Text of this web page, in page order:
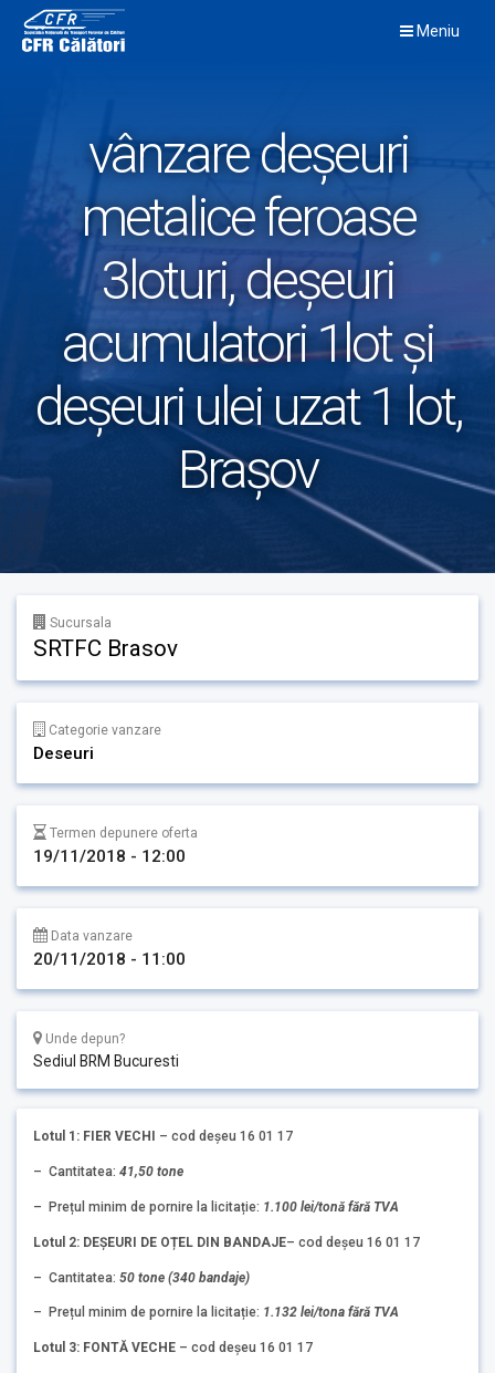
content
Meniu
vânzare deșeuri
metalice feroase
3loturi, deșeuri
acumulatori 1lot și
deșeuri ulei uzat 1 lot,
Brașov
Sucursala
SRTFC Brasov
Categorie vanzare
Deseuri
Termen depunere oferta
19/11/2018 - 12:00
Data vanzare
20/11/2018 - 11:00
Unde depun?
Sediul BRM Bucuresti
Lotul 1: FIER VECHI – cod deșeu 16 01 17
– Cantitatea: 41,50 tone
– Prețul minim de pornire la licitație: 1.100 lei/tonă fără TVA
Lotul 2: DEȘEURI DE OȚEL DIN BANDAJE– cod deșeu 16 01 17
– Cantitatea: 50 tone (340 bandaje)
– Prețul minim de pornire la licitație: 1.132 lei/tona fără TVA
Lotul 3: FONTĂ VECHE – cod deșeu 16 01 17